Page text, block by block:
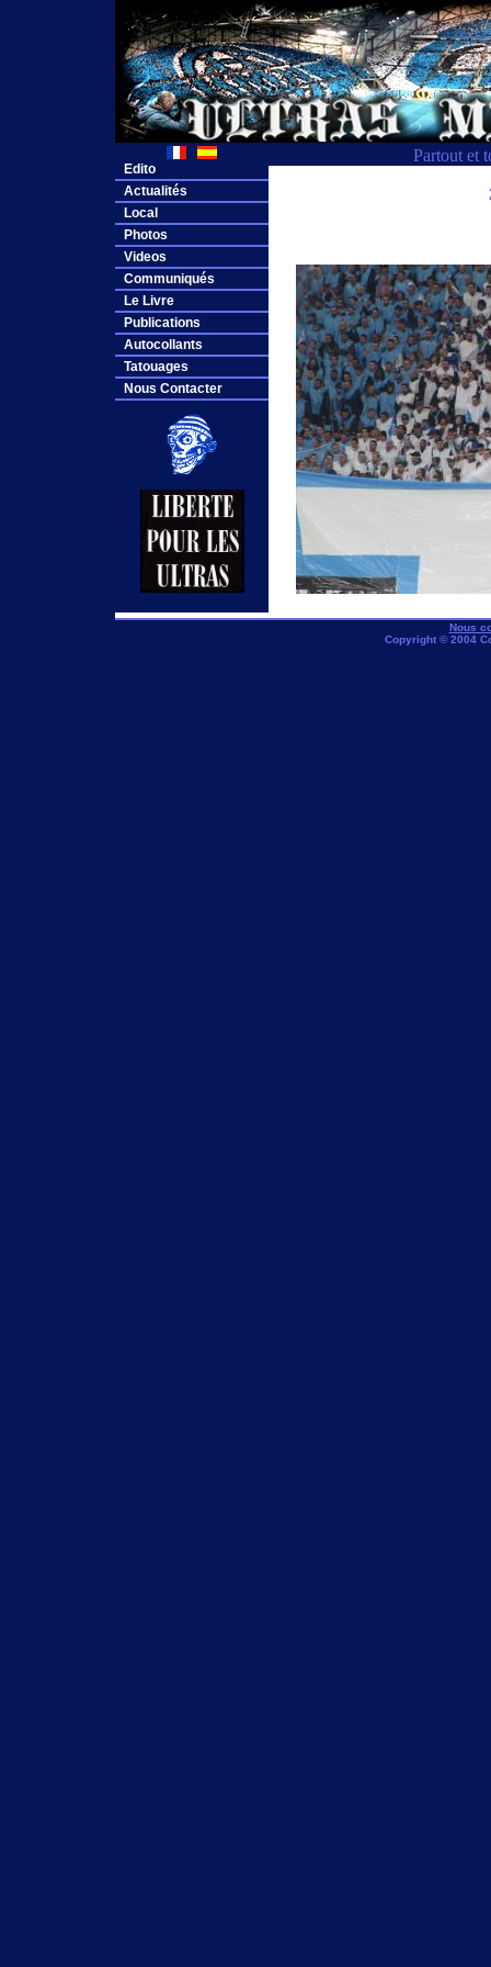
Partout et
Edito
Actualités
Local
Photos
Videos
Communiqués
Le Livre
Publications
Autocollants
Tatouages
Nous Contacter
Nous
Copyright © 2004